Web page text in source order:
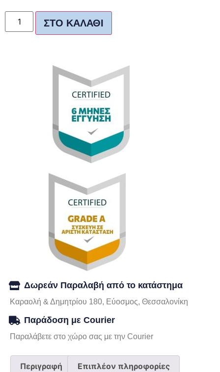
ΣΤΟ ΚΑΛΆΘΙ
Δωρεάν Παραλαβή από το κατάστημα
Καραολή & Δημητρίου 180, Εύοσμος, Θεσσαλονίκη
Παράδοση με Courier
Παραλάβετε στο χώρο σας με την Courier
Περιγραφή Επιπλέον πληροφορίες